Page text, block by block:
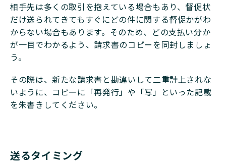
相手先は多くの取引を抱えている場合もあり、督促状
だけ送られてきてもすぐにどの件に関する督促かがわ
からない場合もあります。そのため、どの支払い分か
が一目でわかるよう、請求書のコピーを同封しましょ
う。
その際は、新たな請求書と勘違いして二重計上されな
いように、コピーに「再発行」や「写」といった記載
を朱書きしてください。
送るタイミング